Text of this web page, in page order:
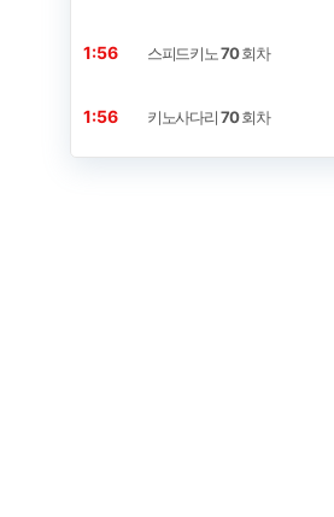
1:56 스피드키노70회차
1:56 키노사다리70회차